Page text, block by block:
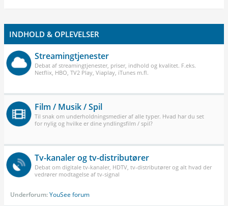
INDHOLD & OPLEVELSER
Streamingtjenester
Debat af streamingtjenester, priser, indhold og kvalitet. F.eks.
Netflix, HBO, TV2 Play, Viaplay, iTunes m.fl.
Film / Musik / Spil
Til snak om underholdningsmedier af alle typer. Hvad har du set
for nylig og hvilke er dine yndlingsfilm / spil?
Tv-kanaler og tv-distributører
Debat om digitale tv-kanaler, HDTV, tv-distributører og alt hvad der
vedrører modtagelse af tv-signal
Underforum:YouSee forum